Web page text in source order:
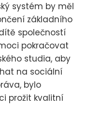
systém by měl
základního
společností
pokračovat
studia, aby
na sociální
bylo
prožit kvalitní